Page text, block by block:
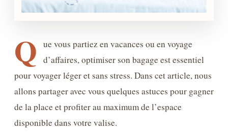
Q
ue vous partiez en vacances ou en voyage
d’affaires, optimiser son bagage est essentiel
pour voyager léger et sans stress. Dans cet article, nous
allons partager avec vous quelques astuces pour gagner
de la place et profiter au maximum de l’espace
disponible dans votre valise.